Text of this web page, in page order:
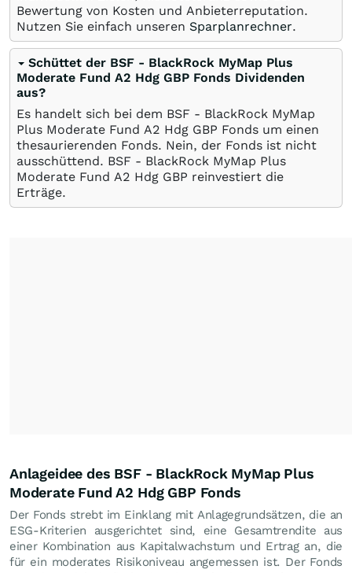
Bewertung von Kosten und Anbieterreputation.
Nutzen Sie einfach unseren Sparplanrechner.
Schüttet der BSF - BlackRock MyMap Plus
Moderate Fund A2 Hdg GBP Fonds Dividenden
aus?
Es handelt sich bei dem BSF - BlackRock MyMap
Plus Moderate Fund A2 Hdg GBP Fonds um einen
thesaurierenden Fonds. Nein, der Fonds ist nicht
ausschüttend. BSF - BlackRock MyMap Plus
Moderate Fund A2 Hdg GBP reinvestiert die
Erträge.
Anlageidee des BSF - BlackRock MyMap Plus
Moderate Fund A2 Hdg GBP Fonds
Der Fonds strebt im Einklang mit Anlagegrundsätzen, die an
ESG-Kriterien ausgerichtet sind, eine Gesamtrendite aus
einer Kombination aus Kapitalwachstum und Ertrag an, die
für ein moderates Risikoniveau angemessen ist. Der Fonds